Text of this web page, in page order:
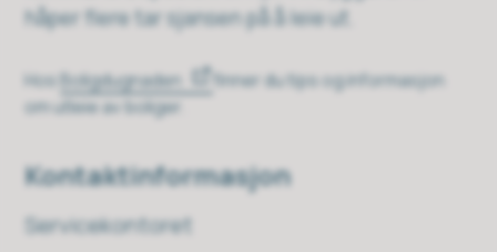
håper flere tar sjansen på å leie ut.
HosBoligdugnaden
finner du tips og informasjon
om utleie av boliger.
Kontaktinformasjon
Servicekontoret